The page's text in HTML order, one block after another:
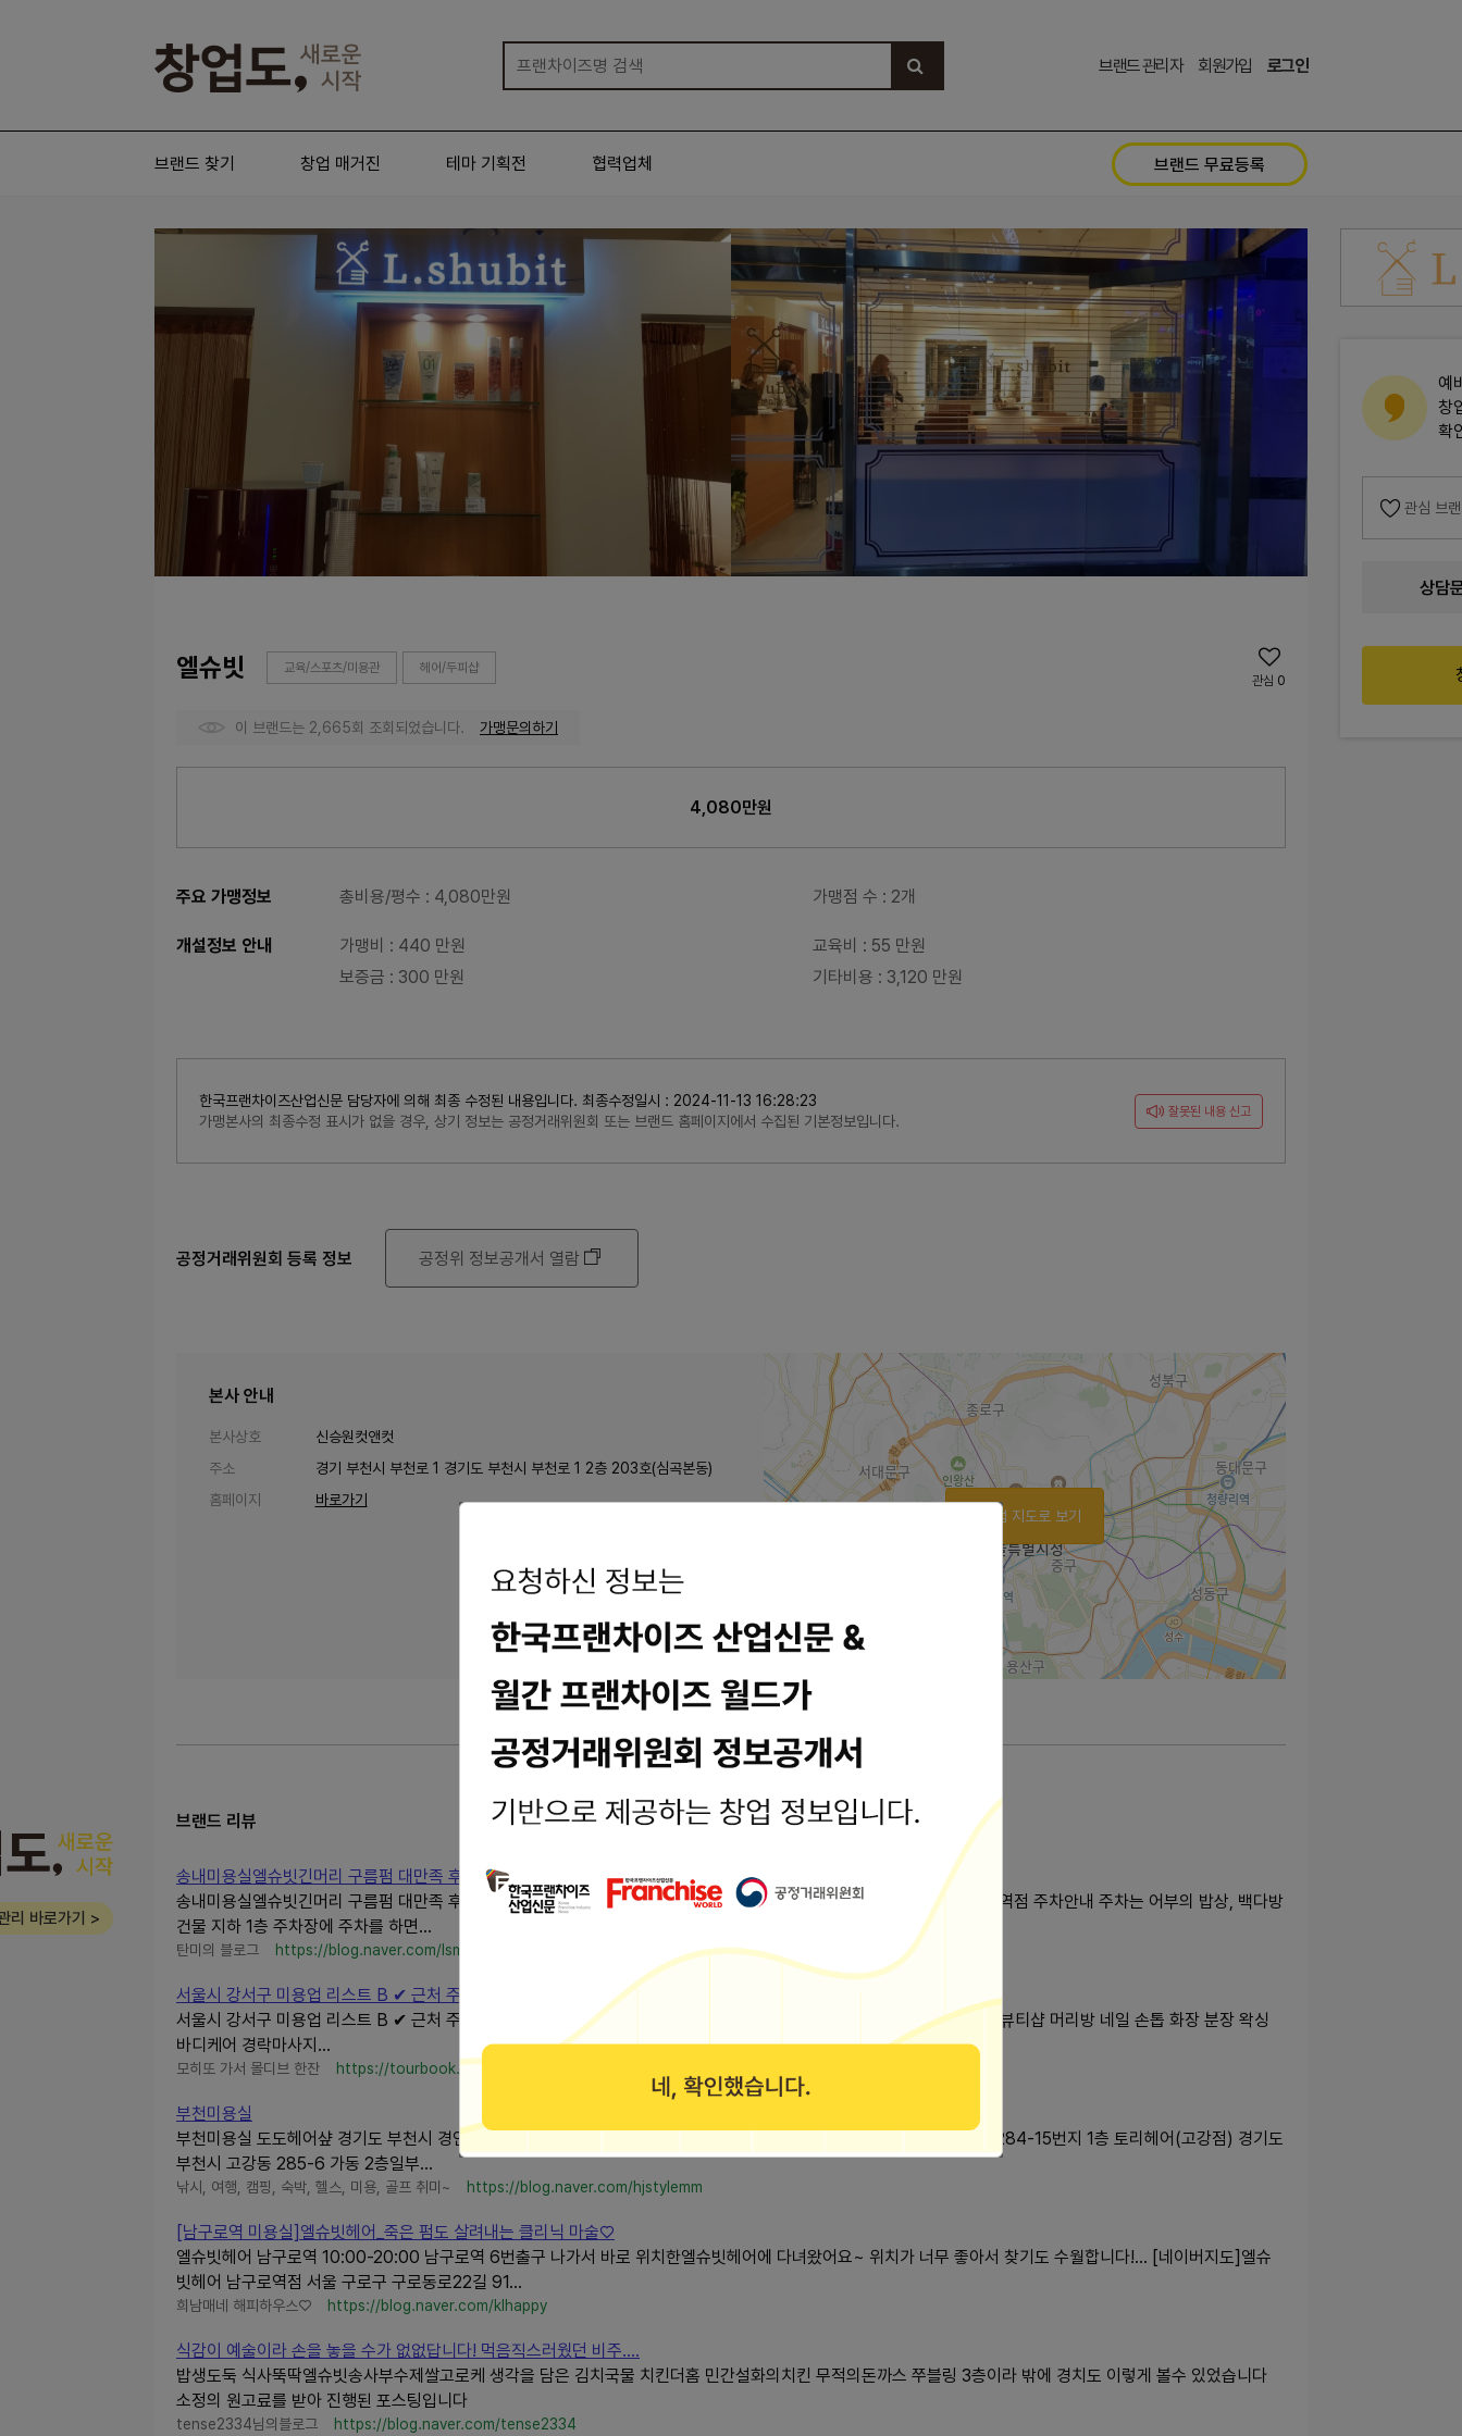
브랜드 관리자 회원가입 로그인
브랜드 찾기 창업 매거진 테마 기획전 협력업체 브랜드 무료등록
엘슈빗 교육/스포츠/미용관
헤어/두피샵
관심 0
이 브랜드는 2,665회 조회되었습니다. 가맹문의하기
4,080만원
주요 가맹정보 총비용/평수 : 4,080만원 가맹점 수 : 2개
개설정보 안내 가맹비 : 440 만원 교육비
: 55 만원
보증금 : 300 만원 기타비용 : 3,120 만원
한국프랜차이즈산업신문 담당자에 의해 최종 수정된 내용입니다. 최종수정일시 : 2024-11-13 16:28:23
가맹본사의 최종수정 표시가 없을 경우, 상기 정보는 공정거래위원회 또는 브랜드 홈페이지에서 수집된 기본정보입니다.
잘못된 내용 신고
공정거래위원회 등록 정보 공정위 정보공개서 열람
본사 안내
본사상호
신승원컷앤컷
주소
경기 부천시 부천로 1 경기도 부천시 부천로 1 2층 203호(심곡본동)
홈페이지
바로가기
가맹점 지도로 보기
브랜드 리뷰
송내미용실엘슈빗긴머리 구름펌 대만족 후기
송내미용실엘슈빗긴머리 구름펌 대만족 후기 스타트엘슈빗송내남부역점 주소 : 경기 부천시 소사구... 가능엘슈빗송내남부역점 주차안내 주차는 어부의 밥상, 백다방
건물 지하 1층 주차장에 주차를 하면...
탄미의 블로그 https://blog.naver.com/lsm940809
서울시 강서구 미용업 리스트 B ✔ 근처 주변 미용실 예약 전화번호 ....
서울시 강서구 미용업 리스트 B ✔ 근처 주변 미용실 예약 전화번호 위치 ✔ 피부관리 에스테틱 스킨케어 헤어 염색 속눈썹 뷰티샵 머리방 네일 손톱 화장 분장 왁싱
바디케어 경락마사지...
모히또 가서 몰디브 한잔 https://tourbook.tistory.com/
부천미용실
부천미용실 도도헤어샾 경기도 부천시 경인로206번길 93, 1층 일부호 (심곡본동) 내가머리하는곳 경기도 부천시 고강동 284-15번지 1층 토리헤어(고강점) 경기도
부천시 고강동 285-6 가동 2층일부...
낚시, 여행, 캠핑, 숙박, 헬스, 미용, 골프 취미~ https://blog.naver.com/hjstylemm
[남구로역 미용실]엘슈빗헤어_죽은 펌도 살려내는 클리닉 마술♡
엘슈빗헤어 남구로역 10:00-20:00 남구로역 6번출구 나가서 바로 위치한엘슈빗헤어에 다녀왔어요~ 위치가 너무 좋아서 찾기도 수월합니다!... [네이버지도]엘슈
빗헤어 남구로역점 서울 구로구 구로동로22길 91...
희남매네 해피하우스♡ https://blog.naver.com/klhappy
식감이 예술이라 손을 놓을 수가 없없답니다! 먹음직스러웠던 비주....
밥생도둑 식사뚝딱엘슈빗송사부수제쌀고로케 생각을 담은 김치국물 치킨더홈 민간설화의치킨 무적의돈까스 쭈블링 3층이라 밖에 경치도 이렇게 볼수 있었습니다
소정의 원고료를 받아 진행된 포스팅입니다
tense2334님의블로그 https://blog.naver.com/tense2334
예
창
확
관심 브
상담
리 바로가기 >